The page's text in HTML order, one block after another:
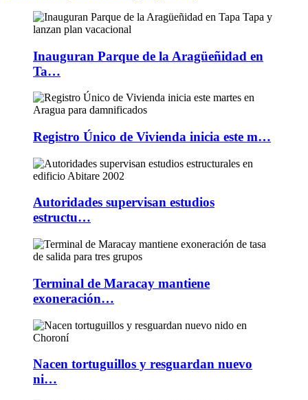
Inauguran Parque de la Aragüeñidad en
Ta…
Registro Único de Vivienda inicia este m…
Autoridades supervisan estudios
estructu…
Terminal de Maracay mantiene
exoneración…
Nacen tortuguillos y resguardan nuevo
ni…